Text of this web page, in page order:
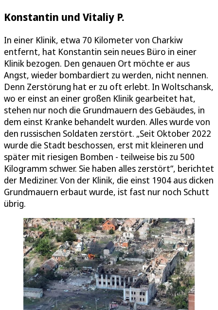
Konstantin und Vitaliy P.
In einer Klinik, etwa 70 Kilometer von Charkiw
entfernt, hat Konstantin sein neues Büro in einer
Klinik bezogen. Den genauen Ort möchte er aus
Angst, wieder bombardiert zu werden, nicht nennen.
Denn Zerstörung hat er zu oft erlebt. In Woltschansk,
wo er einst an einer großen Klinik gearbeitet hat,
stehen nur noch die Grundmauern des Gebäudes, in
dem einst Kranke behandelt wurden. Alles wurde von
den russischen Soldaten zerstört. „Seit Oktober 2022
wurde die Stadt beschossen, erst mit kleineren und
später mit riesigen Bomben - teilweise bis zu 500
Kilogramm schwer. Sie haben alles zerstört“, berichtet
der Mediziner. Von der Klinik, die einst 1904 aus dicken
Grundmauern erbaut wurde, ist fast nur noch Schutt
übrig.